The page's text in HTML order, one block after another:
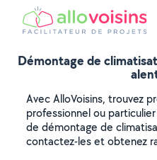
Démontage de
Avec AlloVoisins, trouvez
professionnel ou
de démontage de
contactez-les et obtenez